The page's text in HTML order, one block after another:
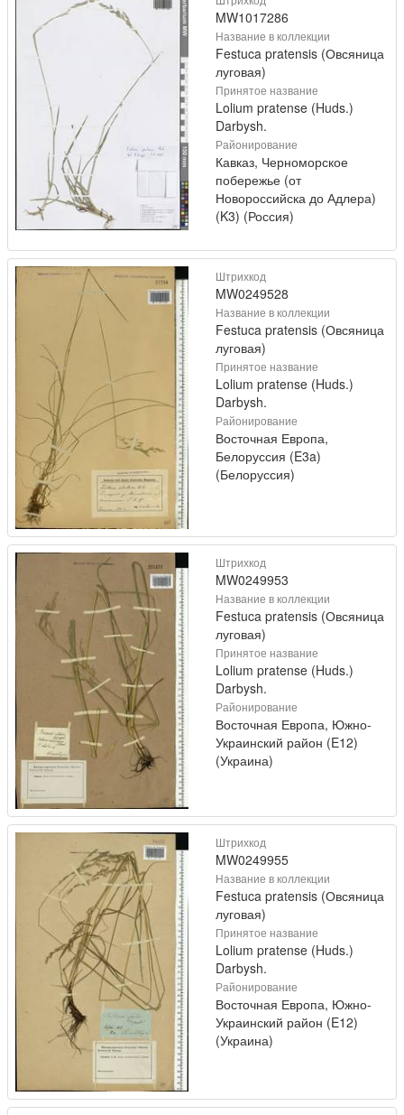
MW1017286
Название в коллекции
Festuca pratensis (Овсяница
луговая)
Принятое название
Lolium pratense (Huds.)
Darbysh.
Районирование
Кавказ, Черноморское
побережье (от
Новороссийска до Адлера)
(K3) (Россия)
Штрихкод
MW0249528
Название в коллекции
Festuca pratensis (Овсяница
луговая)
Принятое название
Lolium pratense (Huds.)
Darbysh.
Районирование
Восточная Европа,
Белоруссия (E3a)
(Белоруссия)
Штрихкод
MW0249953
Название в коллекции
Festuca pratensis (Овсяница
луговая)
Принятое название
Lolium pratense (Huds.)
Darbysh.
Районирование
Восточная Европа, Южно-
Украинский район (E12)
(Украина)
Штрихкод
MW0249955
Название в коллекции
Festuca pratensis (Овсяница
луговая)
Принятое название
Lolium pratense (Huds.)
Darbysh.
Районирование
Восточная Европа, Южно-
Украинский район (E12)
(Украина)